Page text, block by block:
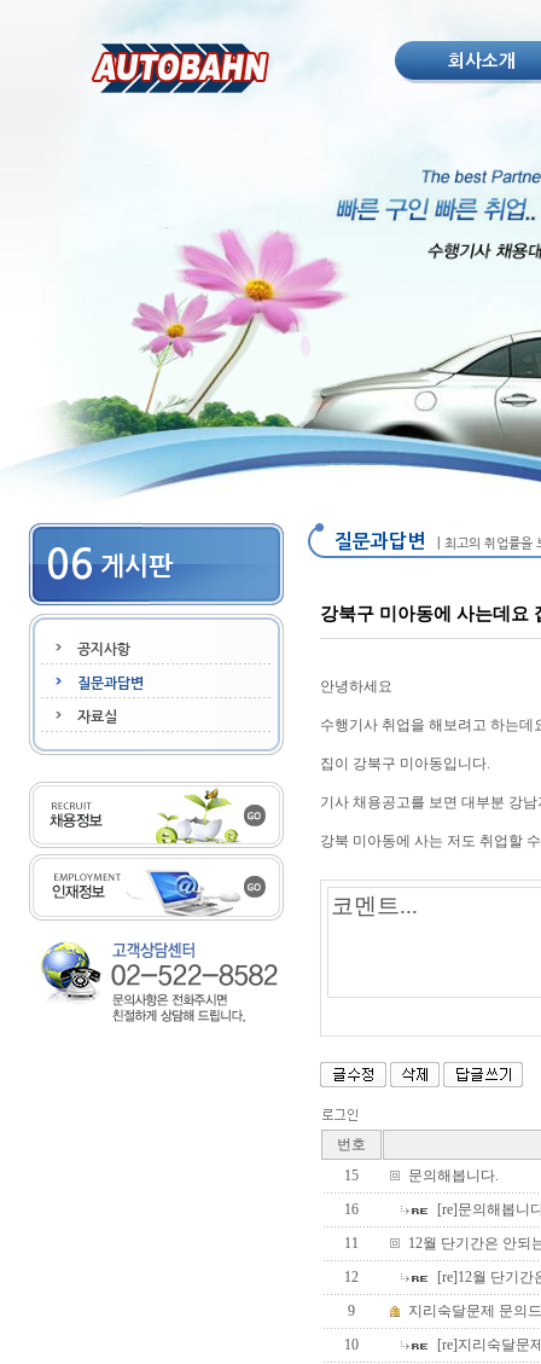
강북구 미아동에 사는데요
안녕하세요
수행기사 취업을 해보려고 하는데
집이 강북구 미아동입니다.
기사 채용공고를 보면 대부분 강
강북 미아동에 사는 저도 취업할
번호
15
문의해봅니다.
16
[re]문의해봅니
11
12월 단기간은 안되
12
[re]12월 단기간
9
지리숙달문제 문의
10
[re]지리숙달문